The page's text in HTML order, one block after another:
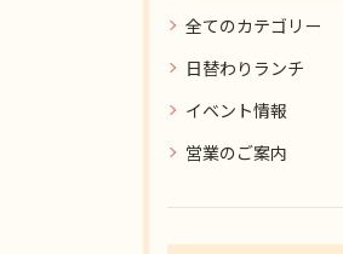
全てのカテゴリー
日替わりランチ
イベント情報
営業のご案内